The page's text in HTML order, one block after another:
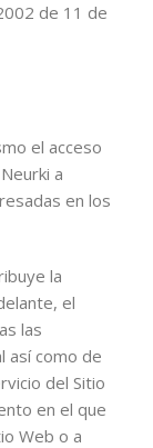
de 11 de
el acceso
a
en los
la
el
las
así como de
del Sitio
en el que
Web o a